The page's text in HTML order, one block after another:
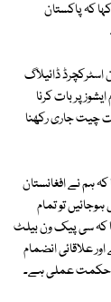
کہ پاکستان
اسٹرکچرڈ ڈائیلاگ
پر بات کرنا
چیت جاری رکھنا
ہم نے افغانستان
تو تمام
کہ سی پیک ون بیلٹ
علاقائی انضمام
حکمت عملی ہے۔